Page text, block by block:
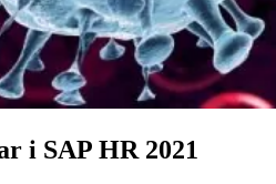
i SAP HR 2021